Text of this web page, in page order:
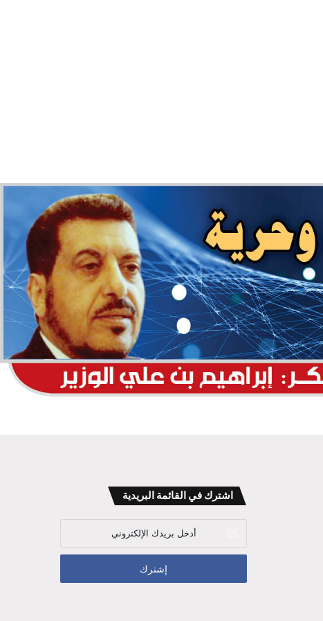
اشترك في القائمة البريدية
الإلكتروني